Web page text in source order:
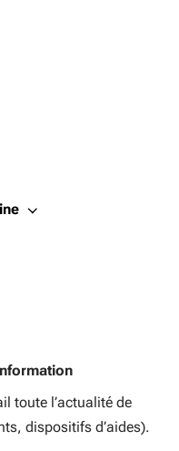
FENÊTREFENÊTRE
NOUVELLE FENÊTRE
DANS UNE NOUVELLE FENÊTRE
toute l’actualité de
dispositifs d’aides).